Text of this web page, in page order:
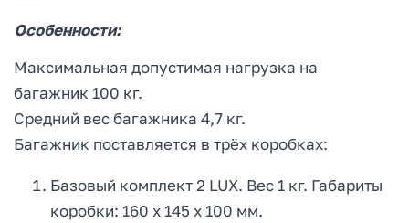
Особенности:
Максимальная допустимая нагрузка на
багажник 100 кг.
Средний вес багажника 4,7 кг.
Багажник поставляется в трёх коробках:
Базовый комплект 2 LUX. Вес 1 кг. Габариты
коробки: 160 х 145 х 100 мм.